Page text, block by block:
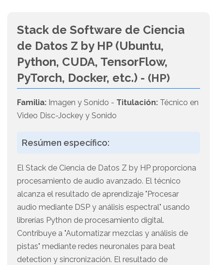
Stack de Software de Ciencia
de Datos Z by HP (Ubuntu,
Python, CUDA, TensorFlow,
PyTorch, Docker, etc.) - (HP)
Familia: Imagen y Sonido - Titulación: Técnico en
Video Disc-Jockey y Sonido
Resúmen específico:
El Stack de Ciencia de Datos Z by HP proporciona
procesamiento de audio avanzado. El técnico
alcanza el resultado de aprendizaje "Procesar
audio mediante DSP y análisis espectral" usando
librerías Python de procesamiento digital.
Contribuye a "Automatizar mezclas y análisis de
pistas" mediante redes neuronales para beat
detection y sincronización. El resultado de